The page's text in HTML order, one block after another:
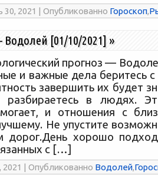
30, 2021 | Опубликованно Гороскоп,
Водолей [01/10/2021] »
прогноз —
и важные дела беритесь с
завершить их будет
разбираетесь в людях.
и отношения с
Не упустите
дорог.День хорошо
с […]
2021 | Опубликованно Водолей,